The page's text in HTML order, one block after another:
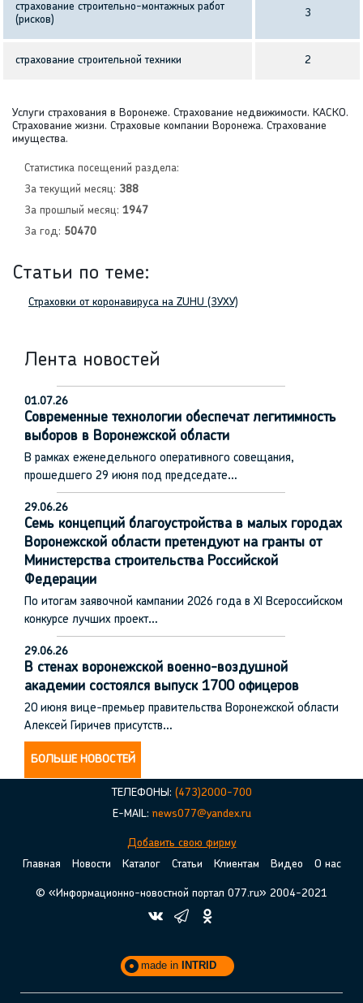
страхование строительно-монтажных работ
(рисков)
3
страхование строительной техники 2
Услуги страхования в Воронеже. Страхование недвижимости. КАСКО.
Страхование жизни. Страховые компании Воронежа. Страхование
имущества.
Статистика посещений раздела:
За текущий месяц: 388
За прошлый месяц: 1947
За год: 50470
Статьи по теме:
Страховки от коронавируса на ZUHU (ЗУХУ)
Лента новостей
01.07.26
Современные технологии обеспечат легитимность
выборов в Воронежской области
В рамках еженедельного оперативного совещания,
прошедшего 29 июня под председате…
29.06.26
Семь концепций благоустройства в малых городах
Воронежской области претендуют на гранты от
Министерства строительства Российской
Федерации
По итогам заявочной кампании 2026 года в XI Всероссийском
конкурсе лучших проект…
29.06.26
В стенах воронежской военно-воздушной
академии состоялся выпуск 1700 офицеров
20 июня вице-премьер правительства Воронежской области
Алексей Гиричев присутств…
БОЛЬШЕ НОВОСТЕЙ
ТЕЛЕФОНЫ: (473)2000-700
E-MAIL: news077@yandex.ru
Добавить свою фирму
Главная
Новости Каталог Статьи Клиентам Видео О нас
© «Информационно-новостной портал 077.ru» 2004-2021
made in INTRID